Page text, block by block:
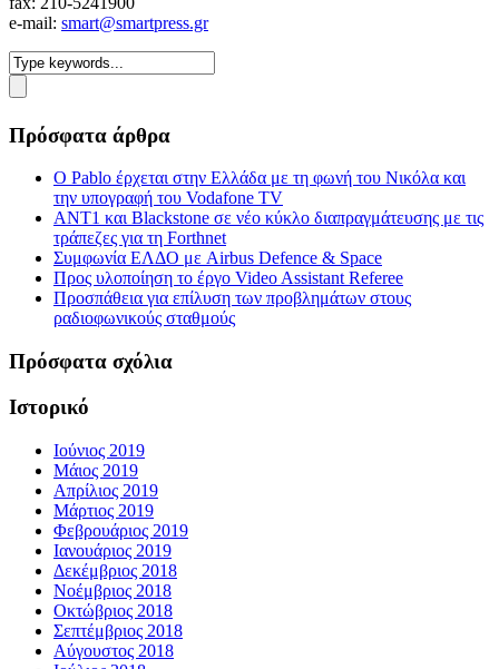
e-mail: smart@smartpress.gr
Πρόσφατα άρθρα
Ο Pablo έρχεται στην Ελλάδα με τη φωνή του Νικόλα και
την υπογραφή του Vodafone TV
ΑΝΤ1 και Blackstone σε νέο κύκλο διαπραγμάτευσης με τις
τράπεζες για τη Forthnet
Συμφωνία ΕΛΔΟ με Airbus Defence & Space
Προς υλοποίηση το έργο Video Assistant Referee
Προσπάθεια για επίλυση των προβλημάτων στους
ραδιοφωνικούς σταθμούς
Πρόσφατα σχόλια
Ιστορικό
Ιούνιος 2019
Μάιος 2019
Απρίλιος 2019
Μάρτιος 2019
Φεβρουάριος 2019
Ιανουάριος 2019
Δεκέμβριος 2018
Νοέμβριος 2018
Οκτώβριος 2018
Σεπτέμβριος 2018
Αύγουστος 2018